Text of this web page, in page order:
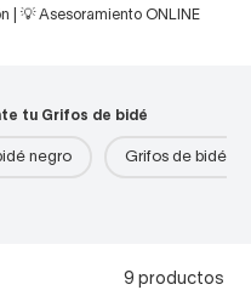
| 💡 Asesoramiento ONLINE
tu Grifos de bidé
negro Grifos de bidé
9 productos